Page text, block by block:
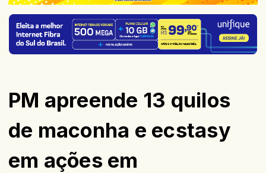
PM apreende 13 quilos
de maconha e ecstasy
em ações em